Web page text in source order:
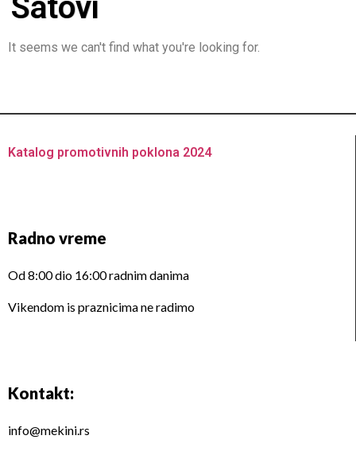
Satovi
It seems we can't find what you're looking for.
Katalog promotivnih poklona 2024
Radno vreme
Od 8:00 dio 16:00 radnim danima
Vikendom is praznicima ne radimo
Kontakt:
info@mekini.rs